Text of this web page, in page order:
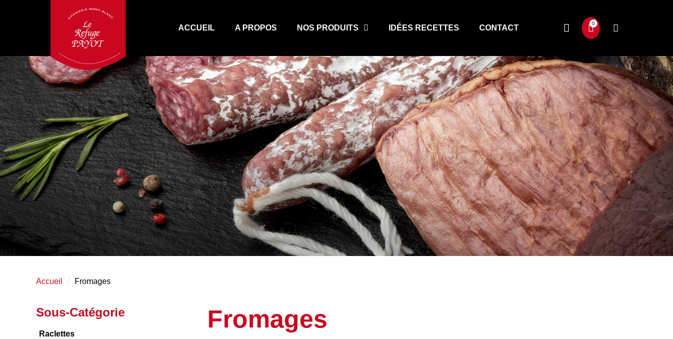
ACCUEIL A PROPOS NOS PRODUITS IDÉES RECETTES CONTACT
Accueil Fromages
Sous-Catégorie
Raclettes
Fromages